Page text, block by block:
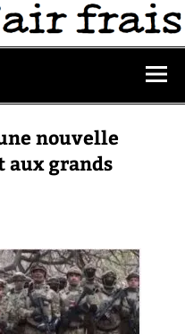
nouvelle
aux grands